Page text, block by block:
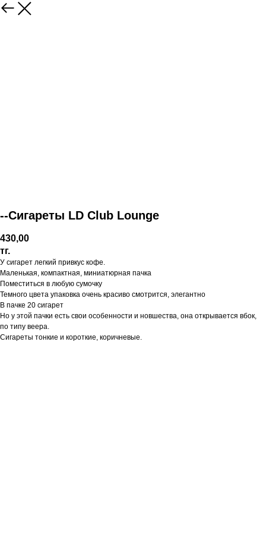
--Сигареты LD Club Lounge
430,00
тг.
У сигарет легкий привкус кофе.
Маленькая, компактная, миниатюрная пачка
Поместиться в любую сумочку
Темного цвета упаковка очень красиво смотрится, элегантно
В пачке 20 сигарет
Но у этой пачки есть свои особенности и новшества, она открывается вбок,
по типу веера.
Сигареты тонкие и короткие, коричневые.